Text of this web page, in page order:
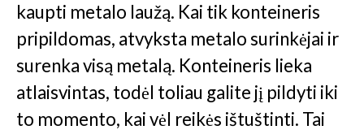
kaupti metalo laužą. Kai tik konteineris
pripildomas, atvyksta metalo surinkėjai ir
surenka visą metalą. Konteineris lieka
atlaisvintas, todėl toliau galite jį pildyti iki
to momento, kai vėl reikės ištuštinti. Tai